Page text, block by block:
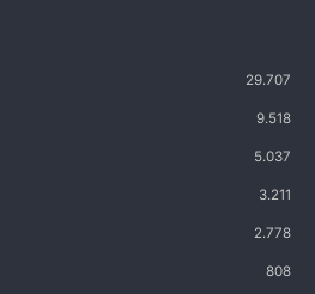
29.707
9.518
5.037
3.211
2.778
808